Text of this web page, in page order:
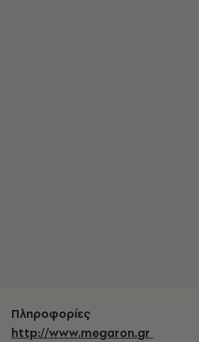
Πληροφορίες
http://www.megaron.gr